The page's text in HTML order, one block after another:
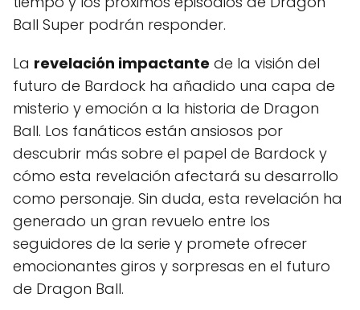
Ball Super podrán responder.
La revelación impactante de la visión del
futuro de Bardock ha añadido una capa de
misterio y emoción a la historia de Dragon
Ball. Los fanáticos están ansiosos por
descubrir más sobre el papel de Bardock y
cómo esta revelación afectará su desarrollo
como personaje. Sin duda, esta revelación ha
generado un gran revuelo entre los
seguidores de la serie y promete ofrecer
emocionantes giros y sorpresas en el futuro
de Dragon Ball.